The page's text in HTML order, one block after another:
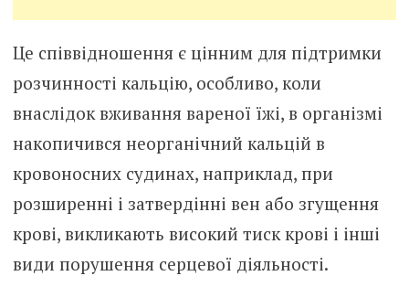
Це співвідношення є цінним для підтримки
розчинності кальцію, особливо, коли
внаслідок вживання вареної їжі, в організмі
накопичився неорганічний кальцій в
кровоносних судинах, наприклад, при
розширенні і затвердінні вен або згущення
крові, викликають високий тиск крові і інші
види порушення серцевої діяльності.